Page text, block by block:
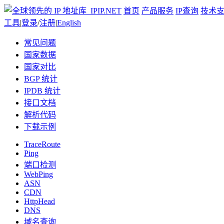
首页 产品服务 IP查询 技术
工具|登录/注册|English
常见问题
国家数据
国家对比
BGP 统计
IPDB 统计
接口文档
解析代码
下载示例
TraceRoute
Ping
端口检测
WebPing
ASN
CDN
HttpHead
DNS
域名查询